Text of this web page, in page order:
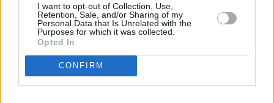
I want to opt-out of Collection, Use,
Retention, Sale, and/or Sharing of my
Personal Data that Is Unrelated with the
Purposes for which it was collected.
Opted In
CONFIRM